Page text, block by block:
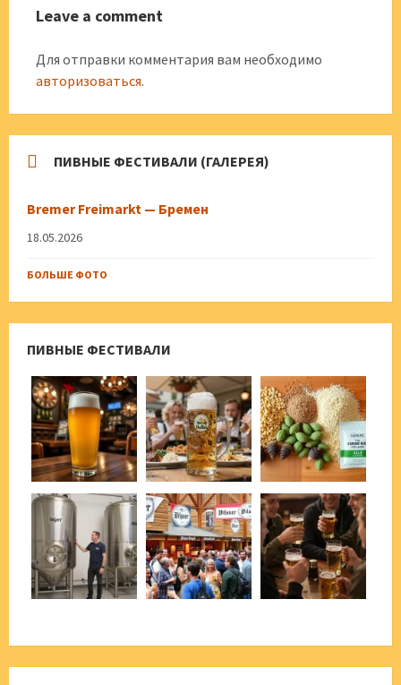
Leave a comment
Для отправки комментария вам необходимо
авторизоваться.
ПИВНЫЕ ФЕСТИВАЛИ (ГАЛЕРЕЯ)
Bremer Freimarkt — Бремен
18.05.2026
БОЛЬШЕ ФОТО
ПИВНЫЕ ФЕСТИВАЛИ